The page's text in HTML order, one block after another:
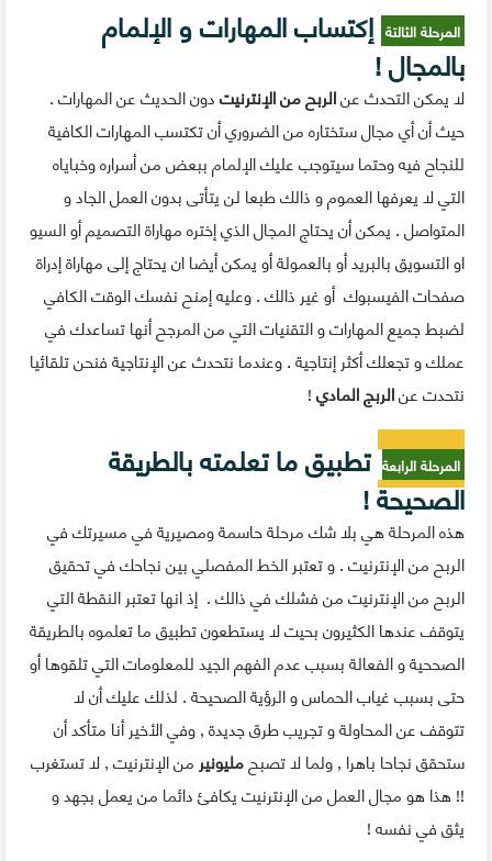
المرحلة الثالتة إكتساب المهارات و الإلمام
بالمجال !
لا يمكن التحدث عنالربح من الإنترنيتدون الحديث عن المهارات .
حيث أن أي مجال ستختاره من الضروري أن تكتسب المهارات الكافية
للنجاح فيه وحتما سيتوجب عليك الإلمام ببعض من أسراره وخباياه
التي لا يعرفها العموم و ذالك طبعا لن يتأتى بدون العمل الجاد و
المتواصل . يمكن أن يحتاج المجال الذي إختره مهاراة التصميم أو السيو
او التسويق بالبريد أو بالعمولة أو يمكن أيضا ان يحتاج إلى مهاراة إدراة
صفحات الفيسبوك أو غير ذالك . وعليه إمنح نفسك الوقت الكافي
لضبط جميع المهارات و التقنيات التي من المرجح أنها تساعدك في
عملك و تجعلك أكثر إنتاجية . وعندما نتحدث عن الإنتاجية فنحن تلقائيا
نتحدت عنالربج المادي!
المرحلة الرابعة تطبيق ما تعلمته بالطريقة
الصحيحة !
هذه المرحلة هي بلا شك مرحلة حاسمة ومصيرية في مسيرتك في
الربح من الإنترنيت . و تعتبر الخط المفصلي بين نجاحك في تحقيق
الربح من الإنترنيت من فشلك في ذالك . إذ انها تعتبر النقطة التي
يتوقف عندها الكثيرون بحيت لا يستطعون تطبيق ما تعلموه بالطريقة
الصححية و الفعالة بسبب عدم الفهم الجيد للمعلومات التي تلقوها أو
حتى بسبب غياب الحماس و الرؤية الصحيحة . لذلك عليك أن لا
تتوقف عن المحاولة و تجريب طرق جديدة , وفي الأخير أنا متأكد أن
ستحقق نجاحا باهرا , ولما لا تصبحمليونيرمن الإنترنيت , لا تستغرب
!! هذا هو مجال العمل من الإنترنيت يكافئ دائما من يعمل بجهد و
يثق في نفسه !